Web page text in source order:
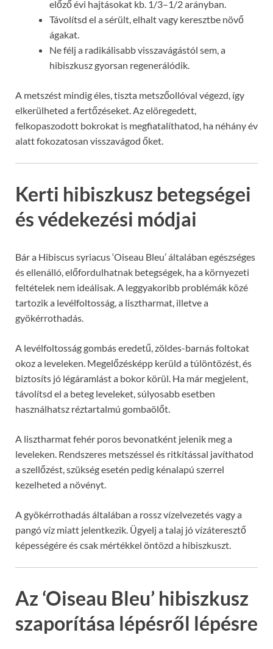
előző évi hajtásokat kb. 1/3–1/2 arányban.
Távolítsd el a sérült, elhalt vagy keresztbe növő
ágakat.
Ne félj a radikálisabb visszavágástól sem, a
hibiszkusz gyorsan regenerálódik.
A metszést mindig éles, tiszta metszőollóval végezd, így
elkerülheted a fertőzéseket. Az elöregedett,
felkopaszodott bokrokat is megfiatalíthatod, ha néhány év
alatt fokozatosan visszavágod őket.
Kerti hibiszkusz betegségei
és védekezési módjai
Bár a Hibiscus syriacus ‘Oiseau Bleu’ általában egészséges
és ellenálló, előfordulhatnak betegségek, ha a környezeti
feltételek nem ideálisak. A leggyakoribb problémák közé
tartozik a levélfoltosság, a lisztharmat, illetve a
gyökérrothadás.
A levélfoltosság gombás eredetű, zöldes-barnás foltokat
okoz a leveleken. Megelőzésképp kerüld a túlöntözést, és
biztosíts jó légáramlást a bokor körül. Ha már megjelent,
távolítsd el a beteg leveleket, súlyosabb esetben
használhatsz réztartalmú gombaölőt.
A lisztharmat fehér poros bevonatként jelenik meg a
leveleken. Rendszeres metszéssel és ritkítással javíthatod
a szellőzést, szükség esetén pedig kénalapú szerrel
kezelheted a növényt.
A gyökérrothadás általában a rossz vízelvezetés vagy a
pangó víz miatt jelentkezik. Ügyelj a talaj jó vízáteresztő
képességére és csak mértékkel öntözd a hibiszkuszt.
Az ‘Oiseau Bleu’ hibiszkusz
szaporítása lépésről lépésre